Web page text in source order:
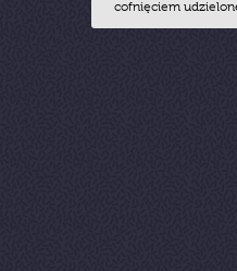
cofnięciem